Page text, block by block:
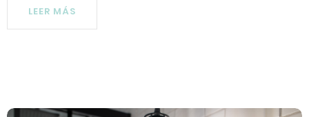
LEER MÁS